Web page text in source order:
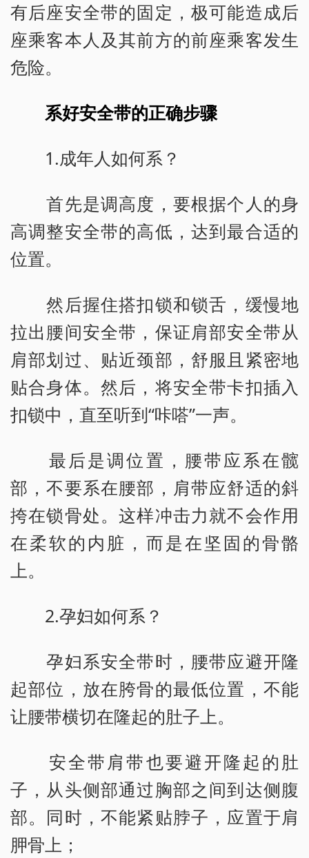
有后座安全带的固定，极可能造成后
座乘客本人及其前方的前座乘客发生
危险。
系好安全带的正确步骤
1.成年人如何系？
首先是调高度，要根据个人的身
高调整安全带的高低，达到最合适的
位置。
然后握住搭扣锁和锁舌，缓慢地
拉出腰间安全带，保证肩部安全带从
肩部划过、贴近颈部，舒服且紧密地
贴合身体。然后，将安全带卡扣插入
扣锁中，直至听到“咔嗒”一声。
最后是调位置，腰带应系在髋
部，不要系在腰部，肩带应舒适的斜
挎在锁骨处。这样冲击力就不会作用
在柔软的内脏，而是在坚固的骨骼
上。
2.孕妇如何系？
孕妇系安全带时，腰带应避开隆
起部位，放在胯骨的最低位置，不能
让腰带横切在隆起的肚子上。
安全带肩带也要避开隆起的肚
子，从头侧部通过胸部之间到达侧腹
部。同时，不能紧贴脖子，应置于肩
胛骨上；